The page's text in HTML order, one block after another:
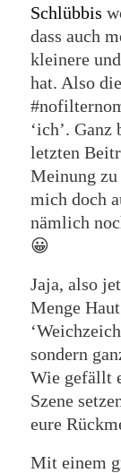
Schlübbis
dass auch
kleinere
hat. Also
‘ich’.
letzten
Meinung zu
mich doch
nämlich
😀
Jaja, also
Menge
sondern
Wie gefällt
Szene
eure
Mit einem